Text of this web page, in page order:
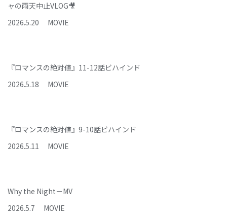
ャの雨天中止VLOG🎥
2026.5.20 MOVIE
『ロマンスの絶対値』11-12話ビハインド
2026.5.18 MOVIE
『ロマンスの絶対値』9-10話ビハインド
2026.5.11 MOVIE
Why the Night－MV
2026.5.7 MOVIE